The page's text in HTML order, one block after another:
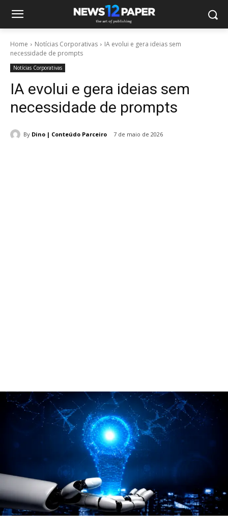
Home Notícias Corporativas
IA evolui e gera ideias sem
necessidade de prompts
Notícias Corporativas
IA evolui e gera ideias sem
necessidade de prompts
By Dino | Conteúdo Parceiro 7 de maio de 2026